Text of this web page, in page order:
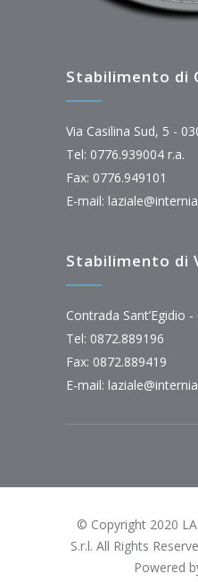
Stabilimento di
Via Casilina Sud, 5 -
Tel: 0776.939004 r.a.
Fax: 0776.949101
E-mail:
Stabilimento di
Contrada Sant’Egidio
Tel: 0872.889196
Fax: 0872.889419
E-mail:
© Copyright 2020
S.r.l. All Rights
Powered